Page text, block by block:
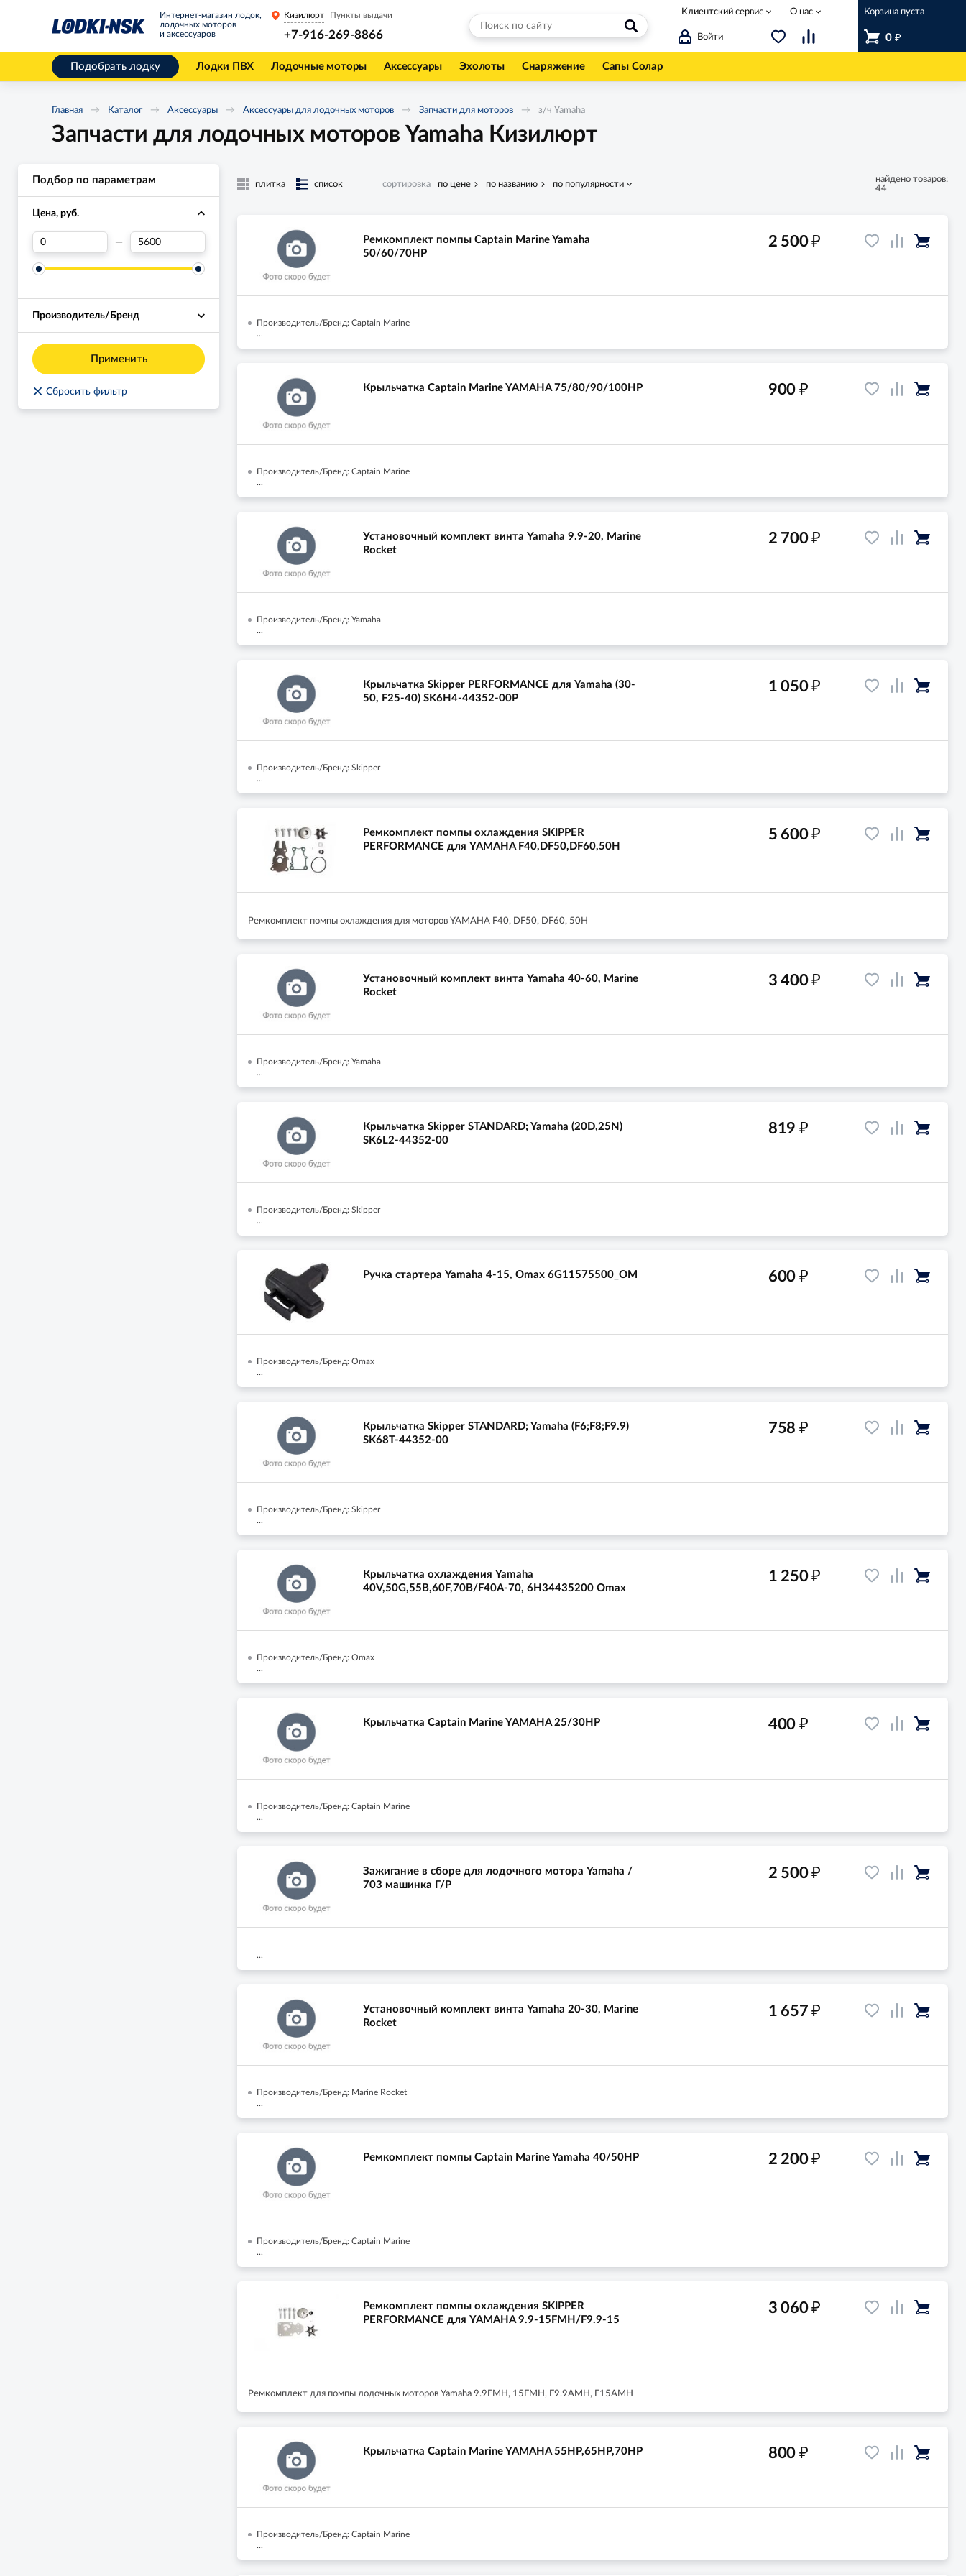
Интернет-магазин лодок,
лодочных моторов
и аксессуаров
Войти
Корзина пуста
0 ₽
Кизилюрт Пункты выдачи
+7-916-269-8866
Клиентский сервис О нас
Подобрать лодку Лодки ПВХ Лодочные моторы Аксессуары Эхолоты Снаряжение Сапы Солар
Главная Каталог Аксессуары Аксессуары для лодочных моторов Запчасти для моторов з/ч Yamaha
Запчасти для лодочных моторов Yamaha Кизилюрт
Подбор по параметрам
Цена, руб.
—
Производитель/Бренд
Применить
× Сбросить фильтр
плитка список сортировка по цене по названию по популярности
найдено товаров:
44
Ремкомплект помпы Captain Marine Yamaha
50/60/70HP
Производитель/Бренд: Captain Marine
...
2 500₽
Крыльчатка Captain Marine YAMAHA 75/80/90/100HP
Производитель/Бренд: Captain Marine
...
900 ₽
Установочный комплект винта Yamaha 9.9-20, Marine
Rocket
Производитель/Бренд: Yamaha
...
2 700₽
Крыльчатка Skipper PERFORMANCE для Yamaha (30-
50, F25-40) SK6H4-44352-00P
Производитель/Бренд: Skipper
...
1 050₽
Ремкомплект помпы охлаждения SKIPPER
PERFORMANCE для YAMAHA F40,DF50,DF60,50H
Ремкомплект помпы охлаждения для моторов YAMAHA F40, DF50, DF60, 50H
5 600₽
Установочный комплект винта Yamaha 40-60, Marine
Rocket
Производитель/Бренд: Yamaha
...
3 400₽
Крыльчатка Skipper STANDARD; Yamaha (20D,25N)
SK6L2-44352-00
Производитель/Бренд: Skipper
...
819 ₽
Ручка стартера Yamaha 4-15, Omax 6G11575500_OM
Производитель/Бренд: Omax
...
600 ₽
Крыльчатка Skipper STANDARD; Yamaha (F6;F8;F9.9)
SK68T-44352-00
Производитель/Бренд: Skipper
...
758 ₽
Крыльчатка охлаждения Yamaha
40V,50G,55B,60F,70B/F40A-70, 6H34435200 Omax
Производитель/Бренд: Omax
...
1 250₽
Крыльчатка Captain Marine YAMAHA 25/30HP
Производитель/Бренд: Captain Marine
...
400 ₽
Зажигание в сборе для лодочного мотора Yamaha /
703 машинка Г/Р
...
2 500₽
Установочный комплект винта Yamaha 20-30, Marine
Rocket
Производитель/Бренд: Marine Rocket
...
1 657₽
Ремкомплект помпы Captain Marine Yamaha 40/50HP
Производитель/Бренд: Captain Marine
...
2 200₽
Ремкомплект помпы охлаждения SKIPPER
PERFORMANCE для YAMAHA 9.9-15FMH/F9.9-15
Ремкомплект для помпы лодочных моторов Yamaha 9.9FMH, 15FMH, F9.9AMH, F15AMH
3 060₽
Крыльчатка Captain Marine YAMAHA 55HP,65HP,70HP
Производитель/Бренд: Captain Marine
...
800 ₽